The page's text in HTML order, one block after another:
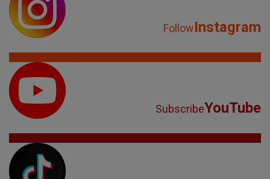
FollowInstagram
SubscribeYouTube